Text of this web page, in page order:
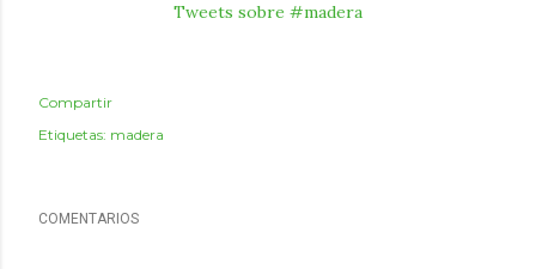
Tweets sobre #madera
Compartir
Etiquetas: madera
COMENTARIOS